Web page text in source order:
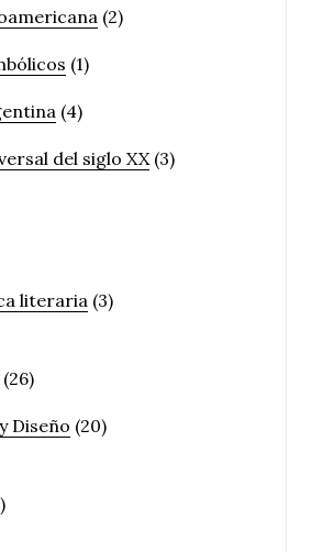
(2)
(1)
(4)
del siglo XX(3)
literaria (3)
(26)
Diseño (20)